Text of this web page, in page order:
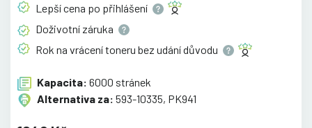
Lepší cena po přihlášení
Doživotní záruka
Rok na vrácení toneru bez udánídůvodu
Kapacita: 6000 stránek
Alternativa za: 593-10335, PK941